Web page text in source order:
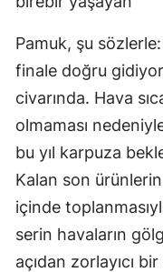
Pamuk, şu
finale doğru
civarında. Hava
olmaması
bu yıl karpuza
Kalan son
içinde
serin havaların
açıdan zorlayıcı